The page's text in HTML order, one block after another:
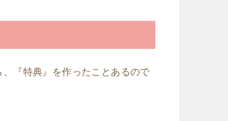
『特典』を作ったことあるので